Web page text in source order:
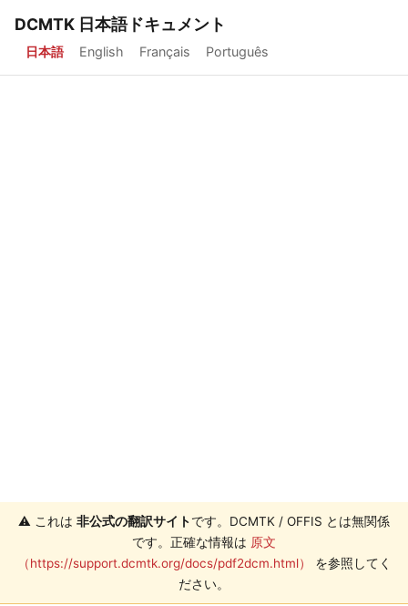
DCMTK 日本語ドキュメント
日本語 English Français Português
⚠️ これは 非公式の翻訳サイトです。DCMTK / OFFIS とは無関係
です。正確な情報は 原文
（https://support.dcmtk.org/docs/pdf2dcm.html）
を参照してく
ださい。